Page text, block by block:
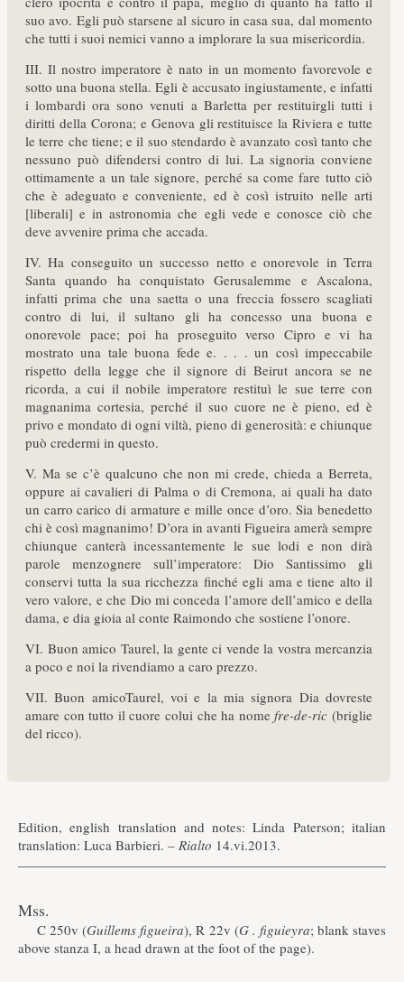
suo avo. Egli può starsene al sicuro in casa sua, dal momento
che tutti i suoi nemici vanno a implorare la sua misericordia.
III. Il nostro imperatore è nato in un momento favorevole e
sotto una buona stella. Egli è accusato ingiustamente, e infatti
i lombardi ora sono venuti a Barletta per restituirgli tutti i
diritti della Corona; e Genova gli restituisce la Riviera e tutte
le terre che tiene; e il suo stendardo è avanzato così tanto che
nessuno può difendersi contro di lui. La signoria conviene
ottimamente a un tale signore, perché sa come fare tutto ciò
che è adeguato e conveniente, ed è così istruito nelle arti
[liberali] e in astronomia che egli vede e conosce ciò che
deve avvenire prima che accada.
IV. Ha conseguito un successo netto e onorevole in Terra
Santa quando ha conquistato Gerusalemme e Ascalona,
infatti prima che una saetta o una freccia fossero scagliati
contro di lui, il sultano gli ha concesso una buona e
onorevole pace; poi ha proseguito verso Cipro e vi ha
mostrato una tale buona fede e. . . . un così impeccabile
rispetto della legge che il signore di Beirut ancora se ne
ricorda, a cui il nobile imperatore restituì le sue terre con
magnanima cortesia, perché il suo cuore ne è pieno, ed è
privo e mondato di ogni viltà, pieno di generosità: e chiunque
può credermi in questo.
V. Ma se c’è qualcuno che non mi crede, chieda a Berreta,
oppure ai cavalieri di Palma o di Cremona, ai quali ha dato
un carro carico di armature e mille once d’oro. Sia benedetto
chi è così magnanimo! D’ora in avanti Figueira amerà sempre
chiunque canterà incessantemente le sue lodi e non dirà
parole menzognere sull’imperatore: Dio Santissimo gli
conservi tutta la sua ricchezza finché egli ama e tiene alto il
vero valore, e che Dio mi conceda l’amore dell’amico e della
dama, e dia gioia al conte Raimondo che sostiene l’onore.
VI. Buon amico Taurel, la gente ci vende la vostra mercanzia
a poco e noi la rivendiamo a caro prezzo.
VII. Buon amicoTaurel, voi e la mia signora Dia dovreste
amare con tutto il cuore colui che ha nomefre-de-ric (briglie
del ricco).
Edition, english translation and notes: Linda Paterson; italian
translation: Luca Barbieri. – Rialto 14.vi.2013.
Mss.
C 250v (Guillems figueira), R 22v (G . figuieyra; blank staves
above stanza I, a head drawn at the foot of the page).